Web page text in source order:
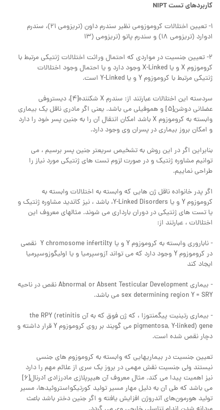
کاربردهای تست NIPT
1- تعیین اختلالات کروموزومی نظیر سندرم داون (تریزومی 21)، سندرم
ادوارد (تریزومی 18) و سندرم پاتو (تریزومی (13
2- تعیین جنسیت در مواردی که احتمال وراثت اختلالات ژنتیکی مرتبط با
کروموزوم X و یا X-Linked وجود دارد و یا احتمال وجود اختلالات
ژنتیکی مرتبط با کروموزوم Y و یا Y-Linked است.
سردسته این اختلالات عبارتند از: سندرم X شکننده[4]، دیستروفی
عضلانی دوشن[5] و هموفیلی می باشد. یعنی اگر مادری ناقل یک بیماری
وابسته به کروموزوم X باشد امکان انتقال آن را به جنین پسر خود را دارد
و امکان بروز بیماری در پسران وی وجود دارد.
بنابراین اگر در این روش به تشخیص سریعتر جنین پسر برسیم ، می
توانیم مشاوره ژنتیک و در صورت لزوم تست های ژنتیکی مورد نیاز را
طراحی نماییم.
اگر پدر خانواده ناقل ژن هایی که وابسته به اختلالات وابسته به
کروموزوم Y و یا Y-Linked Disorders، باشد ، نیز کاندید مشاوره ژنتیک و
یا تست های ژنتیکی در دوران بارداری می شوند. مثالهای معروف این
اختلالات ، عبارتند از:
- ناباروری وابسته به کروموزوم Y و یا Y chromosome infertilty نقصی
در کروموزوم Y وجود دارد که می تواند آزوسپرمیا و یا اولیگوزوسپرمیا
ایجاد کند
- بیماری Abnormal or Absent Testicular Development نقص در ناحیه
sex determining region Y = SRY می باشد.
- بیماری رتینیت پیگمنتوزا ، که ژن فوق که به آن the RPY (retinitis
pigmentosa, Y-linked) gene می گویند بر روی کروموزوم Y قرار داشته و
دچار نقص شده است.
تعیین جنسیت در بیماریهایی که وابسته به کروموزوم های جنسی
نیستند ولی جنسیت نقش مهمی در بروز یک سری از علائم مهم را دارد
نیز اهمیت پیدا می کند. مثال معروف آن هیپرپلازی مادرزادی آدرنال[6]
می باشد که طی آن به دلیل مهار مسیر تولید کورتیکواستروئیدها، مسیر
تولید هورمون‌های آندروژن افزایش یافته و اگر جنین دختر باشد باعث